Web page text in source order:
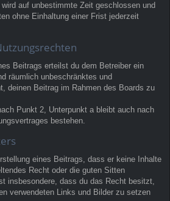
auf unbestimmte Zeit geschlossen und
ohne Einhaltung einer Frist jederzeit
Beitrags erteilst du dem Betreiber ein
räumlich unbeschränktes und
deinen Beitrag im Rahmen des Boards zu
Punkt 2, Unterpunkt a bleibt auch nach
bestehen.
eines Beitrags, dass er keine Inhalte
Recht oder die guten Sitten
insbesondere, dass du das Recht besitzt,
verwendeten Links und Bilder zu setzen